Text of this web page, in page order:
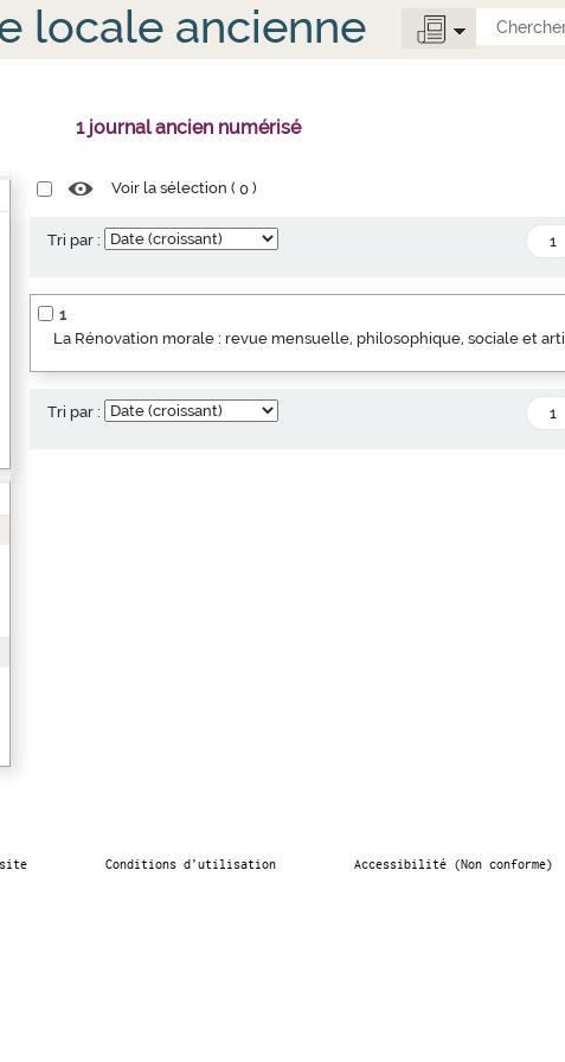
locale ancienne
1 journal ancien numérisé
Voir la sélection (0 )
Tri par :
1
La Rénovation morale : revue mensuelle, philosophique, sociale et
Tri par :
Conditions d’utilisation Accessibilité (Non conforme)